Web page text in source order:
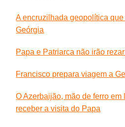
A encruzilhada geopolítica
Geórgia
Papa e Patriarca não irão
Francisco prepara viagem a
O Azerbaijão, mão de ferro
receber a visita do Papa